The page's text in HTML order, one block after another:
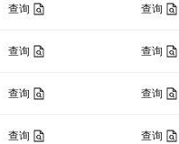
查询 查询
查询 查询
查询 查询
查询 查询